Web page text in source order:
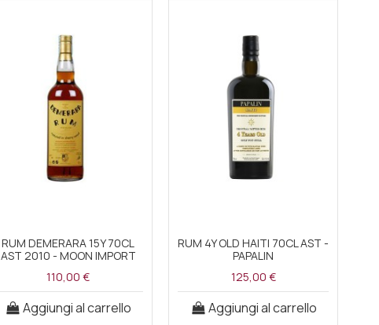
RUM DEMERARA 15Y 70CL
AST 2010 - MOON IMPORT
110,00 €
Aggiungi al carrello
RUM 4Y OLD HAITI 70CL AST -
PAPALIN
125,00 €
Aggiungi al carrello